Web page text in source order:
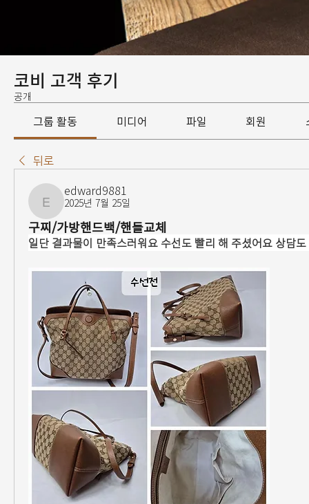
코비 고객 후기
공개
그룹 활동 미디어 파일 회원
뒤로
edward9881
edward9881
2025년 7월 25일
구찌/가방핸드백/핸들교체
일단 결과물이 만족스러워요 수선도 빨리 해 주셨어요 상담